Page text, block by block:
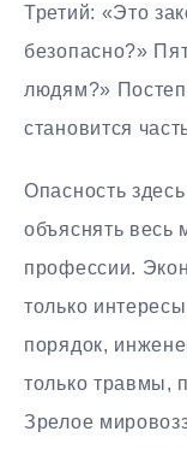
Третий: «Это
безопасно?»
людям?»
становится
Опасность
объяснять весь
профессии.
только
порядок,
только травмы,
Зрелое